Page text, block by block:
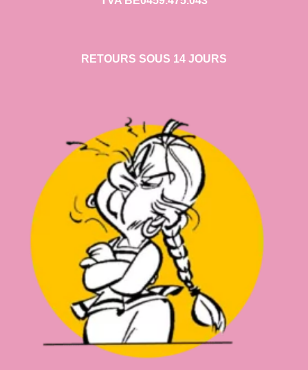
RETOURS SOUS 14 JOURS